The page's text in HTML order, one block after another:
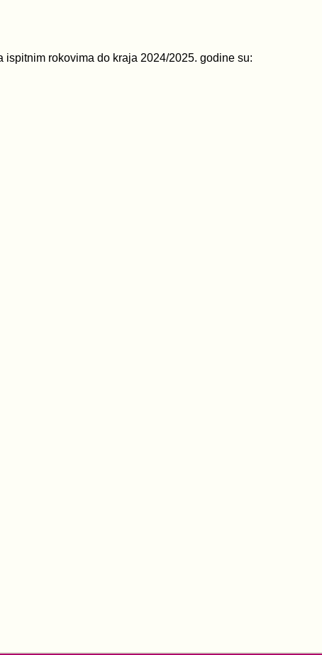
rokovima do kraja 2024/2025. godine su: